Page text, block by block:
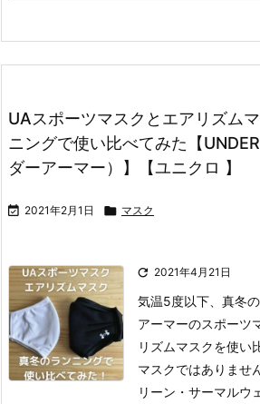
UAスポーツマスクとエアリズム
ニングで使い比べてみた【
ダーアーマー）】【ユニクロ 】
 2021年2月1日  マスク
 2021年4月21日
気温5度以下、真冬
アーマーのスポーツ
リズムマスクを使い
マスクではありませ
リーン・サーマルウ